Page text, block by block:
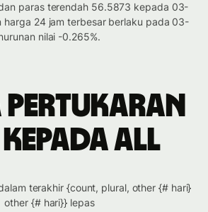
paras terendah 56.5873 kepada 03-
24 jam terbesar berlaku pada 03-
nilai -0.265%.
pertukaran
kepada ALL
terakhir {count, plural, other {# hari}
other {# hari}} lepas